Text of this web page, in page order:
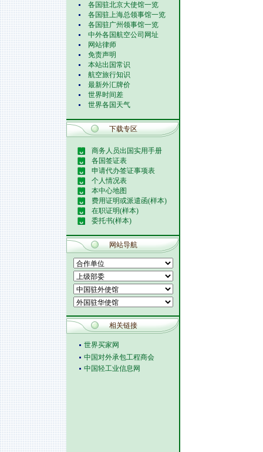
各国驻北京大使馆一览
各国驻上海总领事馆一览
各国驻广州领事馆一览
中外各国航空公司网址
网站律师
免责声明
本站出国常识
航空旅行知识
最新外汇牌价
世界时间差
世界各国天气
下载专区
商务人员出国实用手册
各国签证表
申请代办签证事项表
个人情况表
本中心地图
费用证明或派遣函(样本)
在职证明(样本)
委托书(样本)
网站导航
相关链接
世界买家网
中国对外承包工程商会
中国轻工业信息网